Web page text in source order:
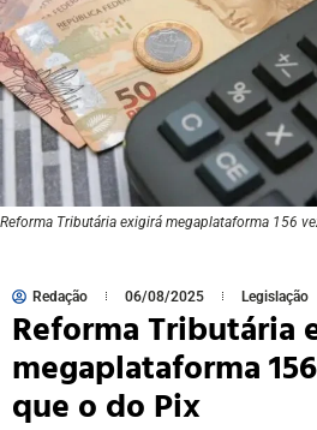
Reforma Tributária exigirá megaplataforma 156
Redação 06/08/2025 Legislação
Reforma Tributária
megaplataforma
que o do Pix